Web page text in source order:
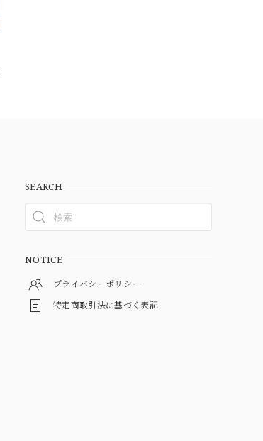
SEARCH
NOTICE
プライバシーポリシー
特定商取引法に基づく表記